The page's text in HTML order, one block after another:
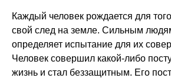
Каждый человек рождается для
свой след на земле. Сильным
определяет испытание для их
Человек совершил какой-либо
жизнь и стал беззащитным. Его